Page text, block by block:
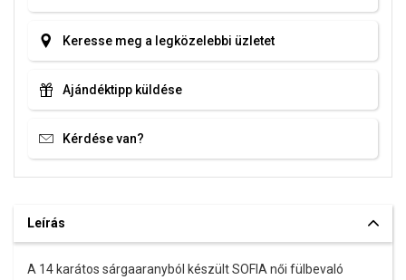
Keresse meg a legközelebbi üzletet
Ajándéktipp küldése
Kérdése van?
Leírás
A 14 karátos sárgaaranyból készült SOFIA női fülbevaló